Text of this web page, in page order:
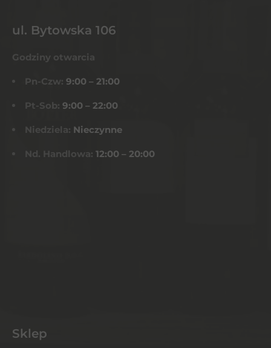
ul. Bytowska 106
Godziny otwarcia
Pn-Czw: 9:00 – 21:00
Pt-Sob: 9:00 – 22:00
Niedziela: Nieczynne
Nd. Handlowa: 12:00 – 20:00
Sklep